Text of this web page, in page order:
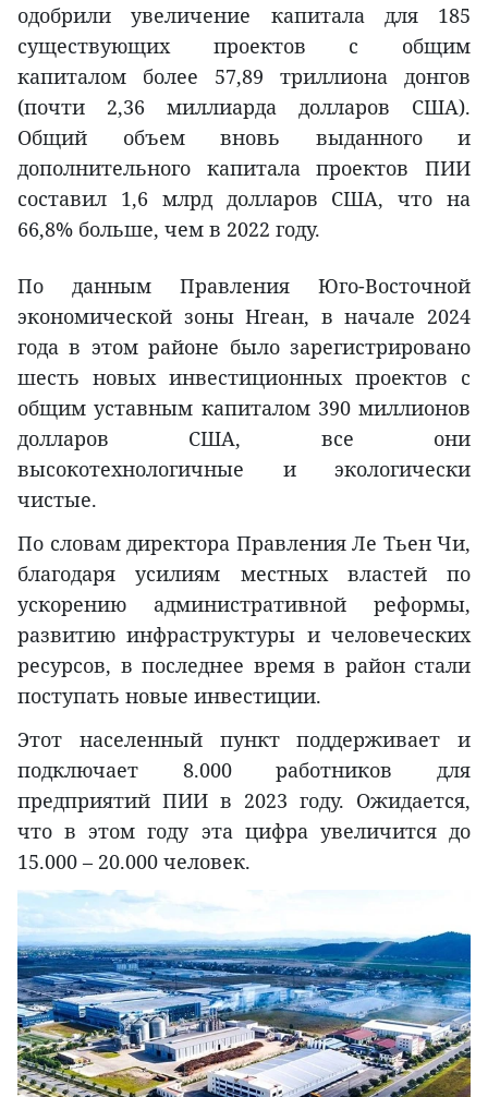
одобрили увеличение капитала для 185
существующих проектов с общим
капиталом более 57,89 триллиона донгов
(почти 2,36 миллиарда долларов США).
Общий объем вновь выданного и
дополнительного капитала проектов ПИИ
составил 1,6 млрд долларов США, что на
66,8% больше, чем в 2022 году.
По данным Правления Юго-Восточной
экономической зоны Нгеан, в начале 2024
года в этом районе было зарегистрировано
шесть новых инвестиционных проектов с
общим уставным капиталом 390 миллионов
долларов США, все они
высокотехнологичные и экологически
чистые.
По словам директора Правления Ле Тьен Чи,
благодаря усилиям местных властей по
ускорению административной реформы,
развитию инфраструктуры и человеческих
ресурсов, в последнее время в район стали
поступать новые инвестиции.
Этот населенный пункт поддерживает и
подключает 8.000 работников для
предприятий ПИИ в 2023 году. Ожидается,
что в этом году эта цифра увеличится до
15.000 – 20.000 человек.